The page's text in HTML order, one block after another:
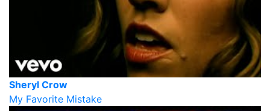
Sheryl Crow
My Favorite Mistake